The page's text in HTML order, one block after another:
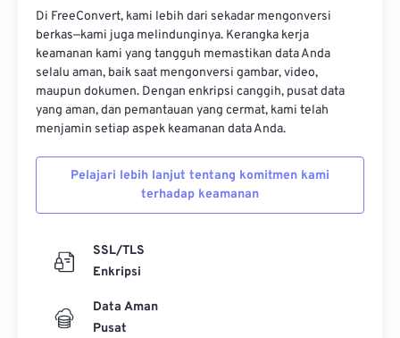
Di FreeConvert, kami lebih dari sekadar mengonversi
berkas—kami juga melindunginya. Kerangka kerja
keamanan kami yang tangguh memastikan data Anda
selalu aman, baik saat mengonversi gambar, video,
maupun dokumen. Dengan enkripsi canggih, pusat data
yang aman, dan pemantauan yang cermat, kami telah
menjamin setiap aspek keamanan data Anda.
Pelajari lebih lanjut tentang komitmen kami
terhadap keamanan
SSL/TLS
Enkripsi
Data Aman
Pusat